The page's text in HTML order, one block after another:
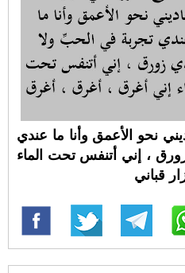
نحو الأعمق وأنا ما عندي
، إني أتنفس تحت الماء
قباني